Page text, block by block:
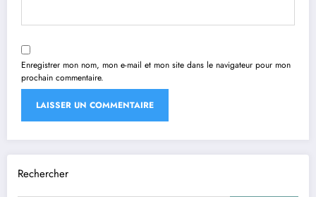
Enregistrer mon nom, mon e-mail et mon site dans le navigateur pour mon
prochain commentaire.
Rechercher